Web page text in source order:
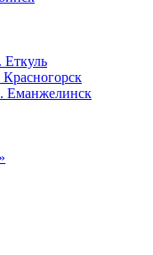
Еткуль
Еманжелинск